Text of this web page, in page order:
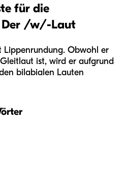
für die
Der /w/-Laut
Obwohl er
ist, wird er aufgrund
bilabialen Lauten